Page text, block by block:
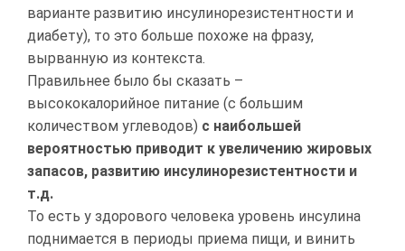
варианте развитию инсулинорезистентности и
диабету), то это больше похоже на фразу,
вырванную из контекста.
Правильнее было бы сказать –
высококалорийное питание (с большим
количеством углеводов) с наибольшей
вероятностью приводит к увеличению жировых
запасов, развитию инсулинорезистентности и
т.д.
То есть у здорового человека уровень инсулина
поднимается в периоды приема пищи, и винить